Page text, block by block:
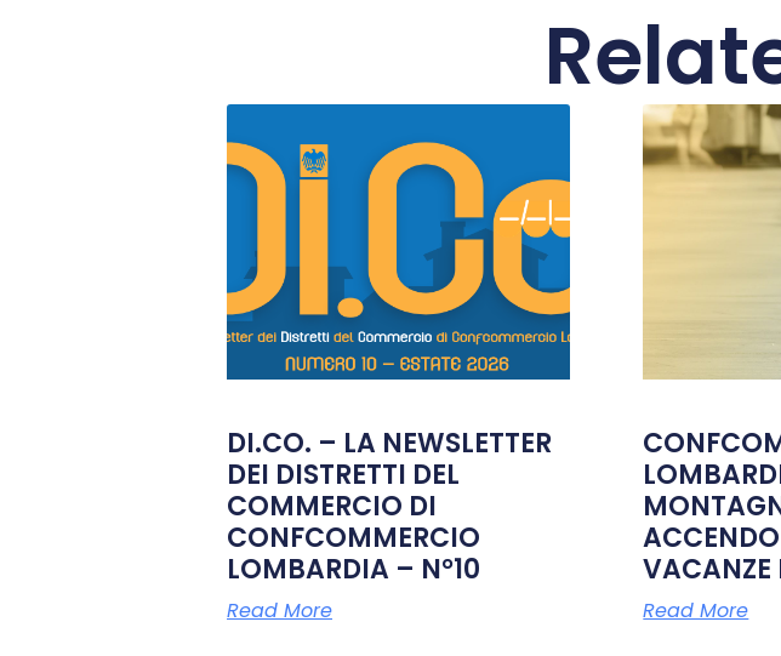
DI.CO. – LA NEWSLETTER
DEI DISTRETTI DEL
COMMERCIO DI
CONFCOMMERCIO
LOMBARDIA – N°10
Read More
VACANZE
Read More